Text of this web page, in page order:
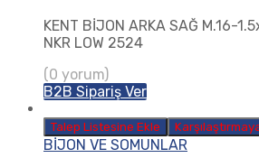
KENT BİJON ARKA SAĞ M.16-
NKR LOW 2524
(0 yorum)
B2B Sipariş Ver
Talep Listesine Ekle
BİJON VE SOMUNLAR